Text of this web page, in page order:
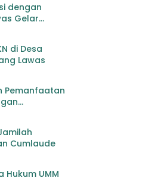
dengan
Gelar
Padang
di Desa
Lawas
Pemanfaatan
Cumlaude
UMM